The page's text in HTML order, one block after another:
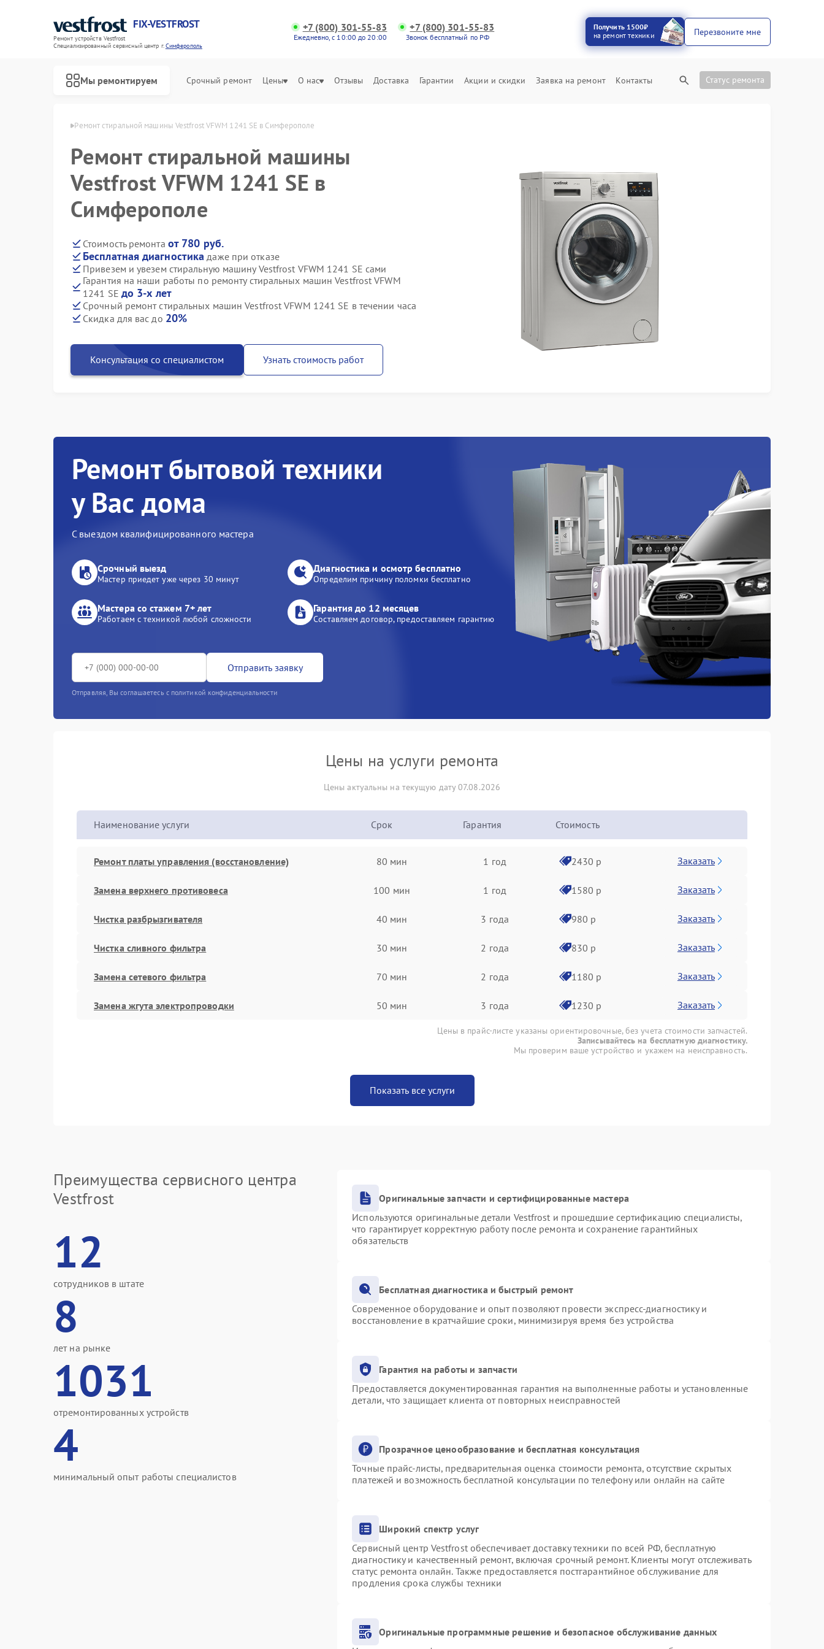
FIX-VESTFROST
Ремонт устройств Vestfrost
Специализированный cервисный центр г.Симферополь
+7 (800) 301-55-83
Ежедневно, с 10:00 до 20:00
+7 (800) 301-55-83
Звонок бесплатный по РФ
Получить 1500₽
на ремонт техники
Перезвоните мне
Мы ремонтируем Срочный ремонт Цены О нас Отзывы Доставка Гарантии Акции и скидки Заявка на ремонт Контакты Статус ремонта
в Симферополе Ремонт стиральной машины Vestfrost VFWM 1241 SE в Симферополе
Ремонт стиральной машины
Vestfrost VFWM 1241 SE в
Симферополе
Стоимость ремонта от 780 руб.
Бесплатная диагностика даже при отказе
Привезем и увезем стиральную машину Vestfrost VFWM 1241 SE сами
Гарантия на наши работы по ремонту стиральных машин Vestfrost VFWM
1241 SE до 3-х лет
Срочный ремонт стиральных машин Vestfrost VFWM 1241 SE в течении часа
Скидка для вас до 20%
Консультация со специалистом Узнать стоимость работ
Ремонт бытовой техники
у Вас дома
С выездом квалифицированного мастера
Срочный выезд
Мастер приедет уже через 30 минут
Диагностика и осмотр бесплатно
Определим причину поломки бесплатно
Мастера со стажем 7+ лет
Работаем с техникой любой сложности
Гарантия до 12 месяцев
Составляем договор, предоставляем гарантию
Отправить заявку
Отправляя, Вы соглашаетесь с политикой конфиденциальности
Цены на услуги ремонта
Цены актуальны на текущую дату 07.08.2026
Наименование услуги Срок Гарантия Стоимость
Ремонт платы управления (восстановление) 80 мин 1 год 2430 р Заказать
Замена верхнего противовеса 100 мин 1 год 1580 р Заказать
Чистка разбрызгивателя 40 мин 3 года 980 р Заказать
Чистка сливного фильтра 30 мин 2 года 830 р Заказать
Замена сетевого фильтра 70 мин 2 года 1180 р Заказать
Замена жгута электропроводки 50 мин 3 года 1230 р Заказать
Цены в прайс-листе указаны ориентировочные, без учета стоимости запчастей.
Записывайтесь на бесплатную диагностику.
Мы проверим ваше устройство и укажем на неисправность.
Показать все услуги
Преимущества сервисного центра
Vestfrost
12
сотрудников в штате
8
лет на рынке
1031
отремонтированных устройств
4
минимальный опыт работы специалистов
Оригинальные запчасти и сертифицированные мастера
Используются оригинальные детали Vestfrost и прошедшие сертификацию специалисты,
что гарантирует корректную работу после ремонта и сохранение гарантийных
обязательств
Бесплатная диагностика и быстрый ремонт
Современное оборудование и опыт позволяют провести экспресс-диагностику и
восстановление в кратчайшие сроки, минимизируя время без устройства
Гарантия на работы и запчасти
Предоставляется документированная гарантия на выполненные работы и установленные
детали, что защищает клиента от повторных неисправностей
Прозрачное ценообразование и бесплатная консультация
Точные прайс-листы, предварительная оценка стоимости ремонта, отсутствие скрытых
платежей и возможность бесплатной консультации по телефону или онлайн на сайте
Широкий спектр услуг
Сервисный центр Vestfrost обеспечивает доставку техники по всей РФ, бесплатную
диагностику и качественный ремонт, включая срочный ремонт. Клиенты могут отслеживать
статус ремонта онлайн. Также предоставляется постгарантийное обслуживание для
продления срока службы техники
Оригинальные программные решение и безопасное обслуживание данных